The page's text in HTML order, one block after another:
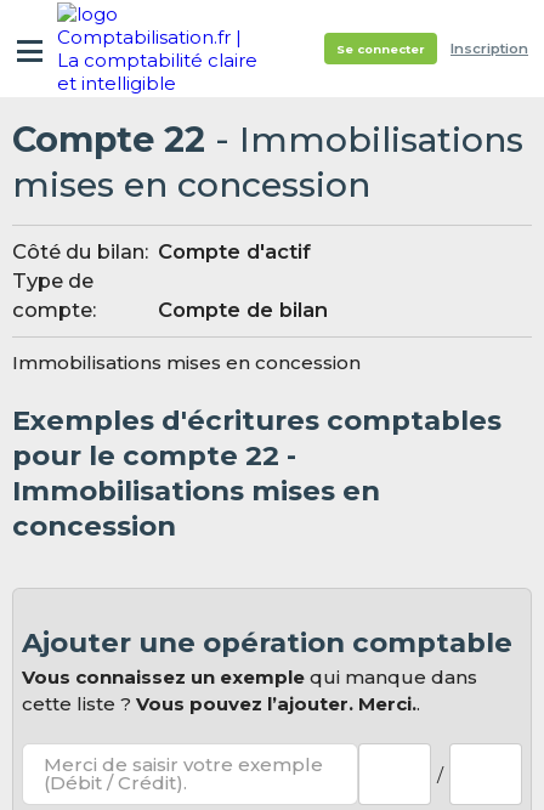
Se connecter Inscription
Compte 22 - Immobilisations
mises en concession
Côté du bilan: Compte d'actif
Type de
compte:
Compte de bilan
Immobilisations mises en concession
Exemples d'écritures comptables
pour le compte 22 -
Immobilisations mises en
concession
Ajouter une opération comptable
Vous connaissez un exemple qui manque dans
cette liste ?Vous pouvez l’ajouter. Merci..
Merci de saisir votre exemple
(Débit / Crédit). /